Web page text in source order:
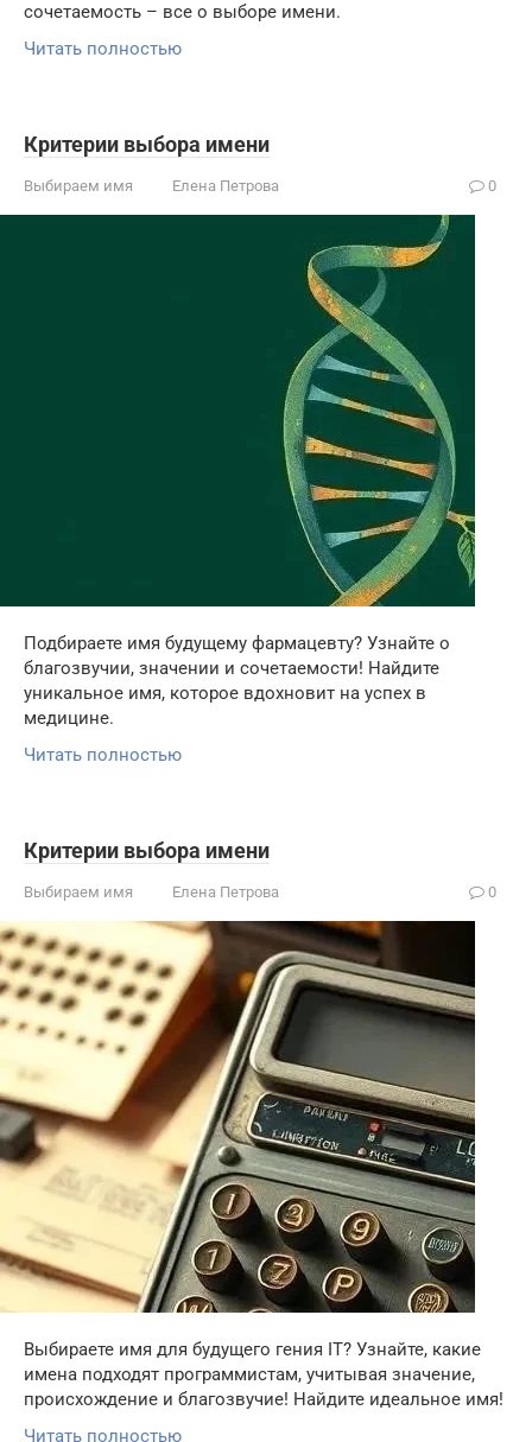
сочетаемость – все о выборе имени.
Читать полностью
Критерии выбора имени
Выбираем имя Елена Петрова 0
Подбираете имя будущему фармацевту? Узнайте о
благозвучии, значении и сочетаемости! Найдите
уникальное имя, которое вдохновит на успех в
медицине.
Читать полностью
Критерии выбора имени
Выбираем имя Елена Петрова 0
Выбираете имя для будущего гения IT? Узнайте, какие
имена подходят программистам, учитывая значение,
происхождение и благозвучие! Найдите идеальное имя!
Читать полностью